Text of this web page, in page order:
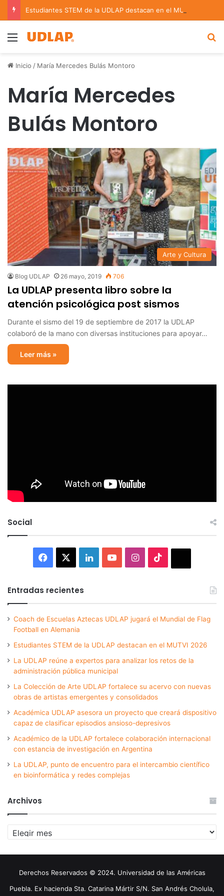
Menu
Inicio / María Mercedes Bulás Montoro
María Mercedes
Bulás Montoro
Arte y Cultura
Blog UDLAP 26 mayo, 2019 706
La UDLAP presenta libro sobre la
atención psicológica post sismos
Durante el sismo del 19 de septiembre de 2017 la UDLAP
colaboró de la mano con diversas instituciones para apoyar…
Leer más »
Social
Facebook LinkedInYouTubeInstagram
Entradas recientes
Coach de Escuelas Aztecas UDLAP jugará el Mundial de Flag
Football en Alemania
Estudiantes STEM de la UDLAP destacan en el MUTVI 2026
La UDLAP reúne a expertos para analizar los retos de la
administración pública municipal
La Colección de Arte UDLAP fortalece su acervo con nuevas
obras de artistas emergentes y consolidados
Académica UDLAP asesora un proyecto que creará dispositivo
capaz de clasificar episodios ansioso-depresivos
Académico de la UDLAP fortalece colaboración internacional
con estancia de investigación en Argentina
La UDLAP, punto de encuentro para el intercambio científico
en bioinformática y redes complejas
Archivos
Archivos
Derechos Reservados © 2024. Universidad de las Américas
Puebla. Ex hacienda Sta. Catarina Mártir S/N. San Andrés Cholula,